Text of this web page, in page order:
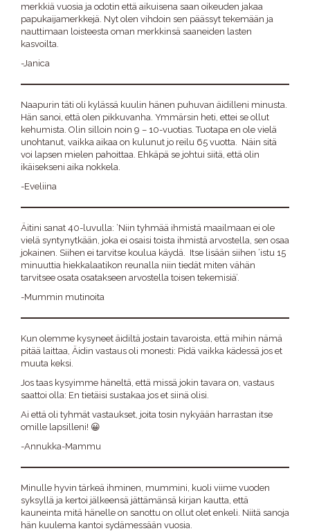
merkkiä vuosia ja odotin että aikuisena saan oikeuden jakaa
papukaijamerkkejä. Nyt olen vihdoin sen päässyt tekemään ja
nauttimaan loisteesta oman merkkinsä saaneiden lasten
kasvoilta.
-Janica
Naapurin täti oli kylässä kuulin hänen puhuvan äidilleni minusta.
Hän sanoi, että olen pikkuvanha. Ymmärsin heti, ettei se ollut
kehumista. Olin silloin noin 9 – 10-vuotias. Tuotapa en ole vielä
unohtanut, vaikka aikaa on kulunut jo reilu 65 vuotta. Näin sitä
voi lapsen mielen pahoittaa. Ehkäpä se johtui siitä, että olin
ikäisekseni aika nokkela.
-Eveliina
Äitini sanat 40-luvulla: ’Niin tyhmää ihmistä maailmaan ei ole
vielä syntynytkään, joka ei osaisi toista ihmistä arvostella, sen osaa
jokainen. Siihen ei tarvitse koulua käydä. Itse lisään siihen ’istu 15
minuuttia hiekkalaatikon reunalla niin tiedät miten vähän
tarvitsee osata osatakseen arvostella toisen tekemisiä’.
-Mummin mutinoita
Kun olemme kysyneet äidiltä jostain tavaroista, että mihin nämä
pitää laittaa, Äidin vastaus oli monesti: Pidä vaikka kädessä jos et
muuta keksi.
Jos taas kysyimme häneltä, että missä jokin tavara on, vastaus
saattoi olla: En tietäisi sustakaa jos et siinä olisi.
Ai että oli tyhmät vastaukset, joita tosin nykyään harrastan itse
omille lapsilleni! 😀
-Annukka-Mammu
Minulle hyvin tärkeä ihminen, mummini, kuoli viime vuoden
syksyllä ja kertoi jälkeensä jättämänsä kirjan kautta, että
kauneinta mitä hänelle on sanottu on ollut olet enkeli. Niitä sanoja
hän kuulema kantoi sydämessään vuosia.